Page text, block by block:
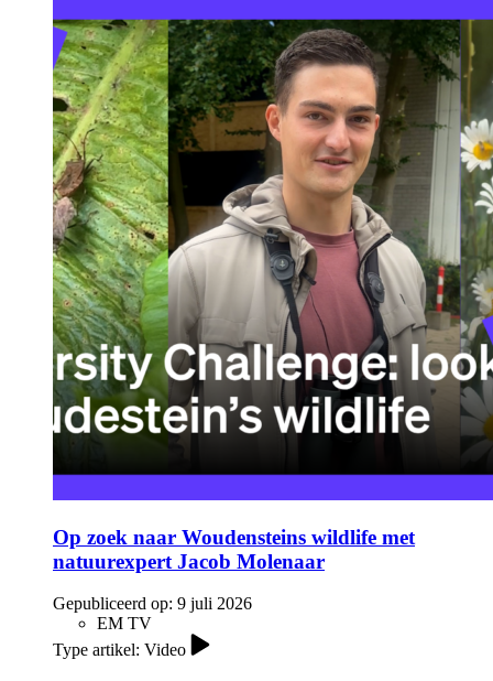
Op zoek naar Woudensteins wildlife met
natuurexpert Jacob Molenaar
Gepubliceerd op: 9 juli 2026
EM TV
Type artikel: Video